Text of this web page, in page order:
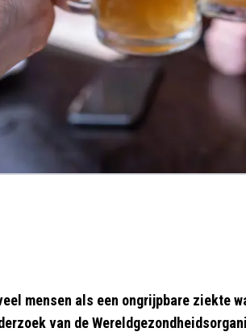
mensen als een ongrijpbare ziekte
van de